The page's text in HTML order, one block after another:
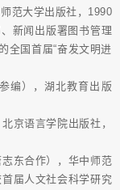
范大学出版社，1990
新闻出版署图书管理
全国首届“奋发文明进
编），湖北教育出版
京语言学院出版社，
志东合作），华中师范
届人文社会科学研究